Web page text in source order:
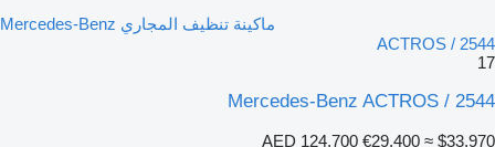
ماكينة تنظيف المجاري Mercedes-Benz
ACTROS / 2544
17
Mercedes-Benz ACTROS / 2544
AED 124,700 €29,400 ≈ $33,970